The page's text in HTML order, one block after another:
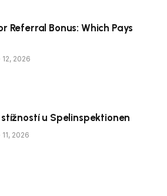
Referral Bonus: Which Pays
12, 2026
u Spelinspektionen
2026